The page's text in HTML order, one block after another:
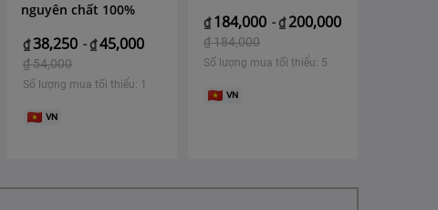
nguyên chất 100%
₫38,250 -₫45,000
₫54,000
Số lượng mua tối thiểu: 1
VN
₫ 184,000 -₫200,000
₫184,000
Số lượng mua tối thiểu: 5
VN